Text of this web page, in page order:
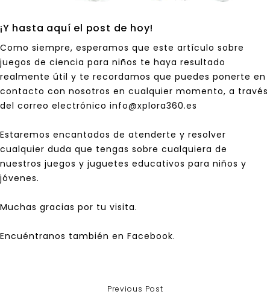
¡Y hasta aquí el post de hoy!
Como siempre, esperamos que este artículo sobre
juegos de ciencia para niños te haya resultado
realmente útil y te recordamos que puedes ponerte en
contacto con nosotros en cualquier momento, a través
del correo electrónico info@xplora360.es
Estaremos encantados de atenderte y resolver
cualquier duda que tengas sobre cualquiera de
nuestros juegos y juguetes educativos para niños y
jóvenes.
Muchas gracias por tu visita.
Encuéntranos también en Facebook.
Previous Post